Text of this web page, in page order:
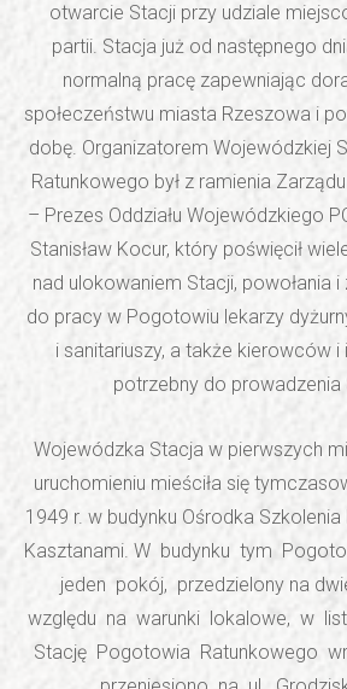
otwarcie Stacji przy udziale
partii. Stacja już od następnego
normalną pracę zapewniając
społeczeństwu miasta Rzeszowa i
dobę. Organizatorem Wojewódzkiej
Ratunkowego był z ramienia
– Prezes Oddziału Wojewódzkiego
Stanisław Kocur, który poświęcił
nad ulokowaniem Stacji, powołania
do pracy w Pogotowiu lekarzy
i sanitariuszy, a także kierowców i
potrzebny do prowadzenia
Wojewódzka Stacja w pierwszych
uruchomieniu mieściła się
1949 r. w budynku Ośrodka Szkolenia
Kasztanami. W budynku tym
jeden pokój, przedzielony na
względu na warunki lokalowe, w
Stację Pogotowia Ratunkowego